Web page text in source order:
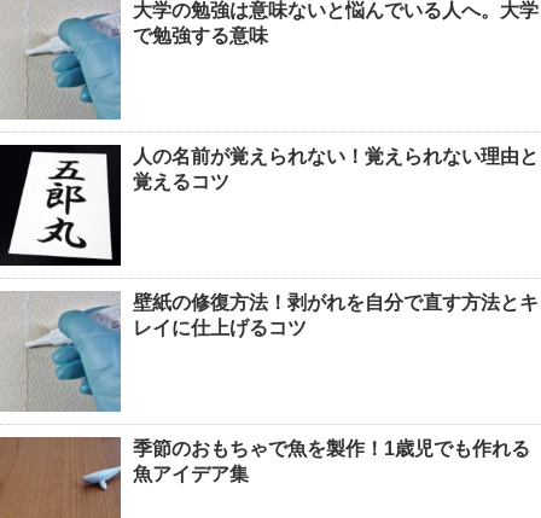
大学の勉強は意味ないと悩んでいる人へ。大学
で勉強する意味
人の名前が覚えられない！覚えられない理由と
覚えるコツ
壁紙の修復方法！剥がれを自分で直す方法とキ
レイに仕上げるコツ
季節のおもちゃで魚を製作！1歳児でも作れる
魚アイデア集